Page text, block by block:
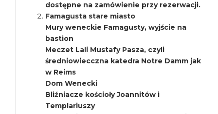
dostępne na zamówienie przy rezerwacji.
Famagusta stare miasto
Mury weneckie Famagusty, wyjście na
bastion
Meczet Lali Mustafy Pasza, czyli
średniowiecczna katedra Notre Damm jak
w Reims
Dom Wenecki
Bliźniacze kościoły Joannitów i
Templariuszy